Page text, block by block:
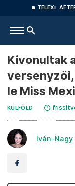
TELEX
Kivonultak
le Miss
KÜLFÖLD
Iván-Nagy